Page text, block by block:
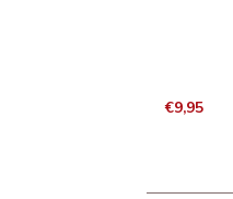
€9,95